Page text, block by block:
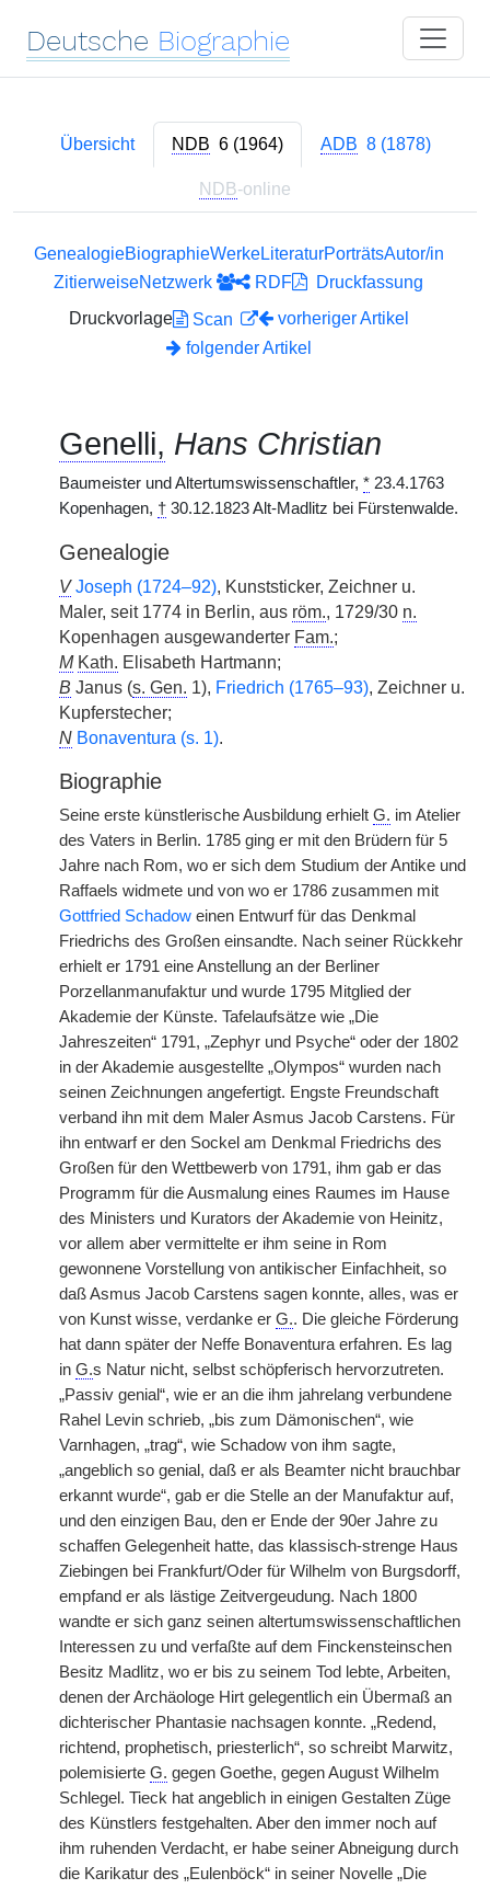
Deutsche Biographie
Übersicht NDB 6 (1964) ADB 8 (1878)
NDB-online
GenealogieBiographieWerkeLiteraturPorträtsAutor/in
ZitierweiseNetzwerk RDF
Druckfassung
Druckvorlage
Scan
vorheriger Artikel
folgender Artikel
Genelli, Hans Christian
Baumeister und Altertumswissenschaftler, * 23.4.1763
Kopenhagen, † 30.12.1823 Alt-Madlitz bei Fürstenwalde.
Genealogie
V Joseph (1724–92), Kunststicker, Zeichner u.
Maler, seit 1774 in Berlin, aus röm., 1729/30 n.
Kopenhagen ausgewanderter Fam.;
M Kath. Elisabeth Hartmann;
B Janus (s. Gen. 1), Friedrich (1765–93), Zeichner u.
Kupferstecher;
N Bonaventura (s. 1).
Biographie
Seine erste künstlerische Ausbildung erhielt G. im Atelier
des Vaters in Berlin. 1785 ging er mit den Brüdern für 5
Jahre nach Rom, wo er sich dem Studium der Antike und
Raffaels widmete und von wo er 1786 zusammen mit
Gottfried Schadow einen Entwurf für das Denkmal
Friedrichs des Großen einsandte. Nach seiner Rückkehr
erhielt er 1791 eine Anstellung an der Berliner
Porzellanmanufaktur und wurde 1795 Mitglied der
Akademie der Künste. Tafelaufsätze wie „Die
Jahreszeiten“ 1791, „Zephyr und Psyche“ oder der 1802
in der Akademie ausgestellte „Olympos“ wurden nach
seinen Zeichnungen angefertigt. Engste Freundschaft
verband ihn mit dem Maler Asmus Jacob Carstens. Für
ihn entwarf er den Sockel am Denkmal Friedrichs des
Großen für den Wettbewerb von 1791, ihm gab er das
Programm für die Ausmalung eines Raumes im Hause
des Ministers und Kurators der Akademie von Heinitz,
vor allem aber vermittelte er ihm seine in Rom
gewonnene Vorstellung von antikischer Einfachheit, so
daß Asmus Jacob Carstens sagen konnte, alles, was er
von Kunst wisse, verdanke er G.. Die gleiche Förderung
hat dann später der Neffe Bonaventura erfahren. Es lag
in G.s Natur nicht, selbst schöpferisch hervorzutreten.
„Passiv genial“, wie er an die ihm jahrelang verbundene
Rahel Levin schrieb, „bis zum Dämonischen“, wie
Varnhagen, „trag“, wie Schadow von ihm sagte,
„angeblich so genial, daß er als Beamter nicht brauchbar
erkannt wurde“, gab er die Stelle an der Manufaktur auf,
und den einzigen Bau, den er Ende der 90er Jahre zu
schaffen Gelegenheit hatte, das klassisch-strenge Haus
Ziebingen bei Frankfurt/Oder für Wilhelm von Burgsdorff,
empfand er als lästige Zeitvergeudung. Nach 1800
wandte er sich ganz seinen altertumswissenschaftlichen
Interessen zu und verfaßte auf dem Finckensteinschen
Besitz Madlitz, wo er bis zu seinem Tod lebte, Arbeiten,
denen der Archäologe Hirt gelegentlich ein Übermaß an
dichterischer Phantasie nachsagen konnte. „Redend,
richtend, prophetisch, priesterlich“, so schreibt Marwitz,
polemisierte G. gegen Goethe, gegen August Wilhelm
Schlegel. Tieck hat angeblich in einigen Gestalten Züge
des Künstlers festgehalten. Aber den immer noch auf
ihm ruhenden Verdacht, er habe seiner Abneigung durch
die Karikatur des „Eulenböck“ in seiner Novelle „Die